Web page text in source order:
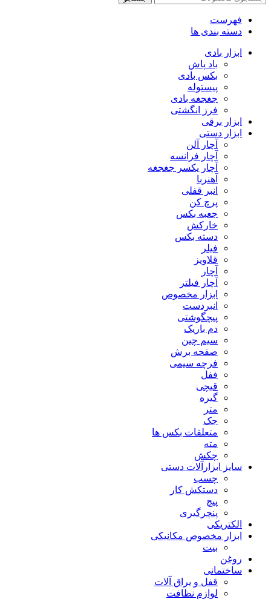
فهرست
دسته بندی ها
ابزار بادی
باد پاش
بکس بادی
پیستوله
جغجغه بادی
فرز انگشتی
ابزار برقی
ابزار دستی
آچار آلن
آچار فرانسه
آچار یکسر جغجغه
آهنربا
انبر قفلی
پرچ کن
جعبه بکس
خارکش
دسته بکس
فیلر
قلاویز
آچار
آچار فیلتر
ابزار مخصوص
انبردست
پیچگوشتی
دم باریک
سیم چین
صفحه برش
فرچه سیمی
ففل
قیچی
گیره
متر
جک
متعلقات بکس ها
مته
چکش
سایز ابزارآلات دستی
چسب
دستکش کار
پیچ
پنچرگیری
الکتریکی
ابزار مخصوص مکانیکی
بیت
روغن
ساختمانی
قفل و یراق آلات
لوازم نظافت